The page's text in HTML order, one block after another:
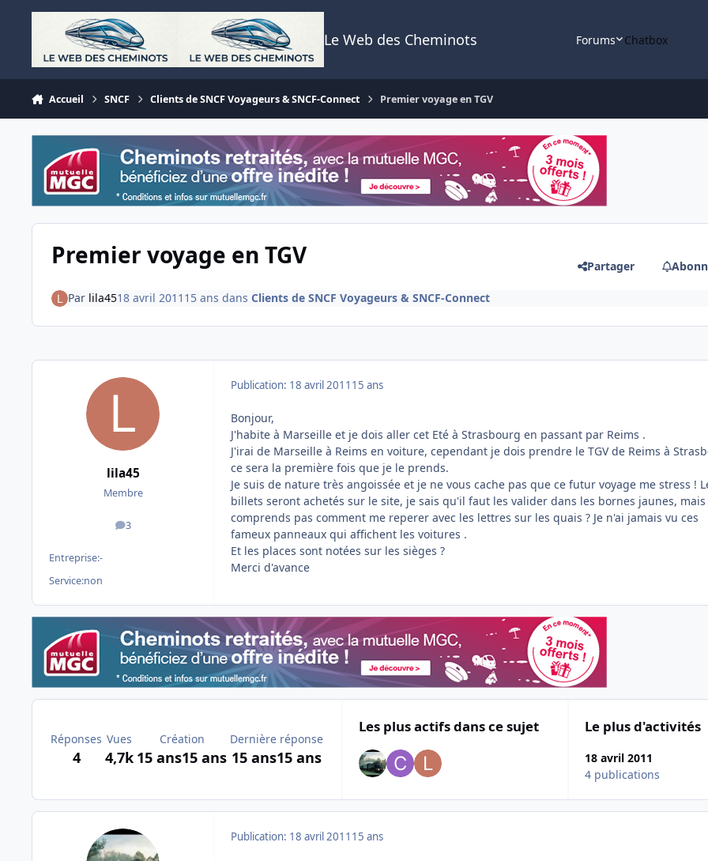
Aller au contenu
Le Web des Cheminots Forums Chatbox
Accueil SNCF Clients de SNCF Voyageurs & SNCF-Connect Premier voyage en TGV
Premier voyage en TGV Partager
Par lila4518 avril 2011 15 ans dans Clients de SNCF Voyageurs & SNCF-Connect
lila45
Membre
3
messages
Entreprise:-
Service:non
Publication: 18 avril 2011 15 ans
Bonjour,
J'habite à Marseille et je dois aller cet Eté à Strasbourg en passant par Reims .
J'irai de Marseille à Reims en voiture, cependant je dois prendre le TGV de Reims à
ce sera la première fois que je le prends.
Je suis de nature très angoissée et je ne vous cache pas que ce futur voyage me stress !
billets seront achetés sur le site, je sais qu'il faut les valider dans les bornes jaunes,
comprends pas comment me reperer avec les lettres sur les quais ? Je n'ai jamais vu ces
fameux panneaux qui affichent les voitures .
Et les places sont notées sur les sièges ?
Merci d'avance
Réponses
4
Vues
4,7k
Création
15 ans15 ans
Dernière réponse
15 ans15 ans
Les plus actifs dans ce sujet Le plus d'activités
18 avril 2011
4 publications
Publication: 18 avril 2011 15 ans